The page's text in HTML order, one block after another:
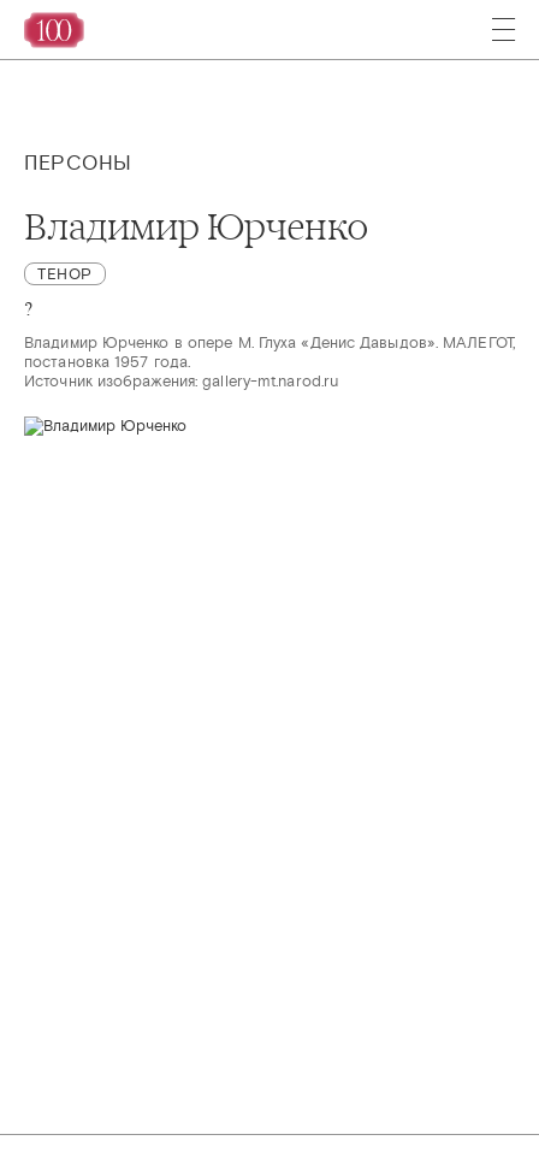
ПЕРСОНЫ
Владимир Юрченко
ТЕНОР
?
Владимир Юрченко в опере М. Глуха «Денис Давыдов». МАЛЕГОТ,
постановка 1957 года.
Источник изображения: gallery-mt.narod.ru